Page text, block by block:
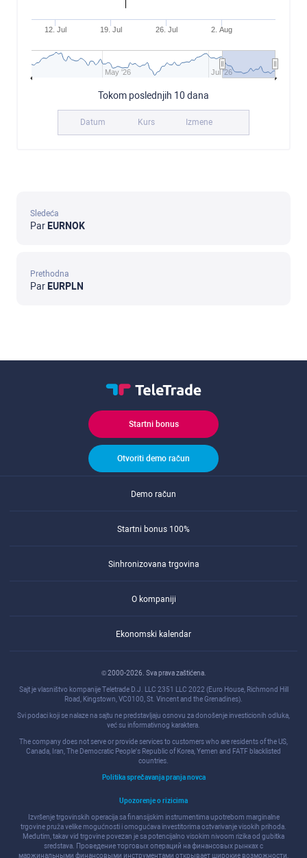
12. Jul 19. Jul 26. Jul 2. Aug
May '26 Jul '26
Tokom poslednjih 10 dana
Datum Kurs Izmene
Sledeća
Par EURNOK
Prethodna
Par EURPLN
Startni bonus
Otvoriti demo račun
Demo račun
Startni bonus 100%
Sinhronizovana trgovina
O kompaniji
Ekonomski kalendar
© 2000-2026. Sva prava zaštićena.
Sajt je vlasništvo kompanije Teletrade D.J. LLC 2351 LLC 2022 (Euro House, Richmond Hill
Road, Kingstown, VC0100, St. Vincent and the Grenadines).
Svi podaci koji se nalaze na sajtu ne predstavljaju osnovu za donošenje investicionih odluka,
već su informativnog karaktera.
The company does not serve or provide services to customers who are residents of the US,
Canada, Iran, The Democratic People's Republic of Korea, Yemen and FATF blacklisted
countries.
Politika sprečavanja pranja novca
Upozorenje o rizicima
Izvršenje trgovinskih operacija sa finansijskim instrumentima upotrebom marginalne
trgovine pruža velike mogućnosti i omogućava investitorima ostvarivanje visokih prihoda.
Međutim, takav vid trgovine povezan je sa potencijalno visokim nivoom rizika od gubitka
sredstava. Проведение торговых операций на финанcовых рынках c
маржинальными финанcовыми инcтрументами открывает широкие возможноcти,